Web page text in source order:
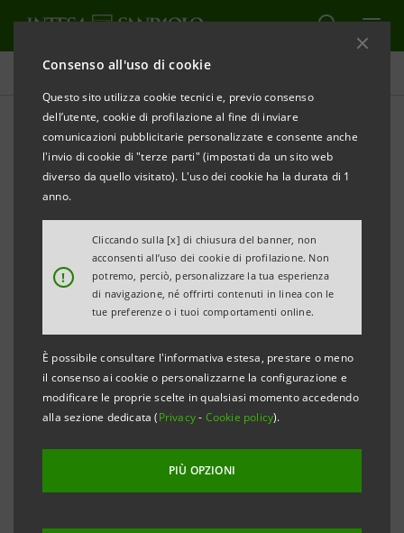
Consenso all'uso di cookie
Questo sito utilizza cookie tecnici e, previo consenso
dell’utente, cookie di profilazione al fine di inviare
comunicazioni pubblicitarie personalizzate e consente anche
l'invio di cookie di "terze parti" (impostati da un sito web
diverso da quello visitato). L'uso dei cookie ha la durata di 1
anno.
!
Cliccando sulla [x] di chiusura del banner, non
acconsenti all’uso dei cookie di profilazione. Non
potremo, perciò, personalizzare la tua esperienza
di navigazione, né offrirti contenuti in linea con le
tue preferenze o i tuoi comportamenti online.
È possibile consultare l'informativa estesa, prestare o meno
il consenso ai cookie o personalizzarne la configurazione e
modificare le proprie scelte in qualsiasi momento accedendo
alla sezione dedicata (Privacy- Cookie policy).
PIÙ OPZIONI
Tutti gli eventi sostenuti dalla banca
CULTURA
Meeting per l’Amicizia fra i
Popoli di Rimini